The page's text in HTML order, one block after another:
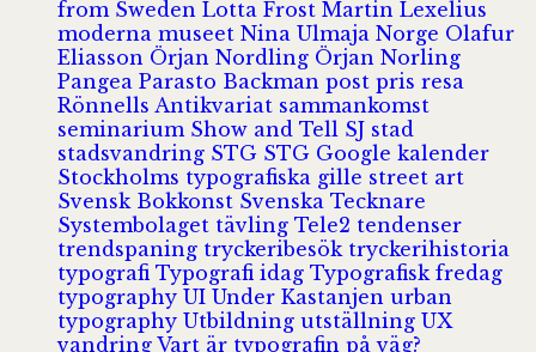
from Sweden Lotta Frost Martin Lexelius
moderna museet Nina Ulmaja Norge Olafur
Eliasson Örjan Nordling Örjan Norling
Pangea Parasto Backman post pris resa
Rönnells Antikvariat sammankomst
seminarium Show and Tell SJ stad
stadsvandring STG STG Google kalender
Stockholms typografiska gille street art
Svensk Bokkonst Svenska Tecknare
Systembolaget tävling Tele2 tendenser
trendspaning tryckeribesök tryckerihistoria
typografi Typografi idag Typografisk fredag
typography UI Under Kastanjen urban
typography Utbildning utställning UX
vandring Vart är typografin på väg?